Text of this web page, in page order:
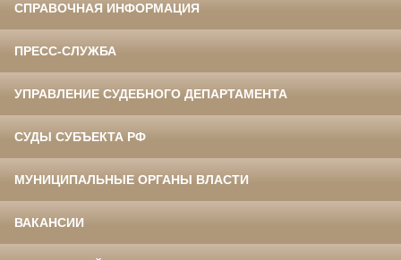
СПРАВОЧНАЯ ИНФОРМАЦИЯ
ПРЕСС-СЛУЖБА
УПРАВЛЕНИЕ СУДЕБНОГО ДЕПАРТАМЕНТА
СУДЫ СУБЪЕКТА РФ
МУНИЦИПАЛЬНЫЕ ОРГАНЫ ВЛАСТИ
ВАКАНСИИ